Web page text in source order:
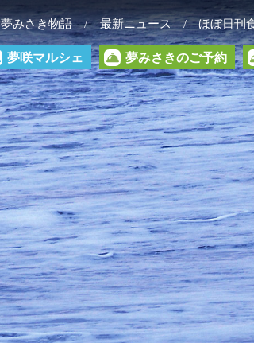
夢みさき物語 最新ニュース ほぼ日刊
夢咲マルシェ 夢みさきのご予約